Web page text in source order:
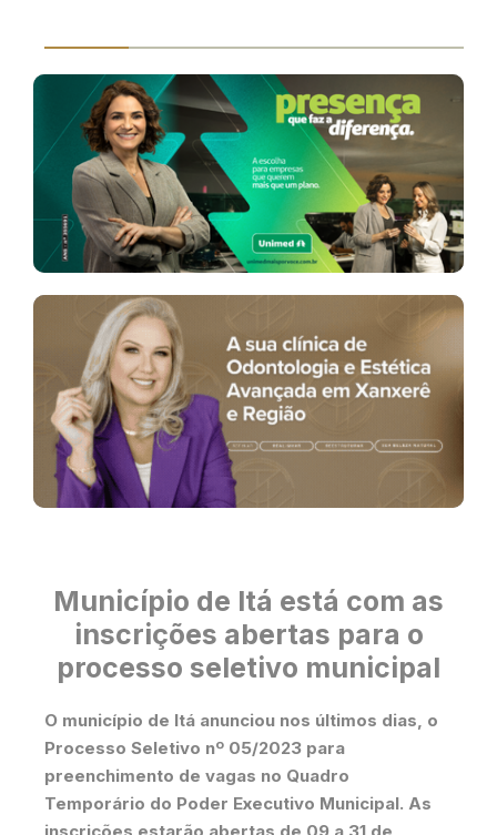
Município de Itá está com as
inscrições abertas para o
processo seletivo municipal
O município de Itá anunciou nos últimos dias, o
Processo Seletivo nº 05/2023 para
preenchimento de vagas no Quadro
Temporário do Poder Executivo Municipal. As
inscrições estarão abertas de 09 a 31 de